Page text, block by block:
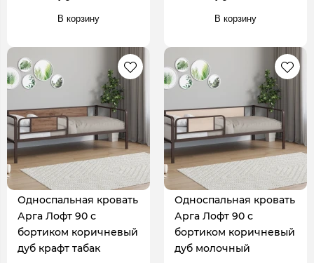
В корзину В корзину
Односпальная кровать
Арга Лофт 90 с
бортиком коричневый
дуб крафт табак
Односпальная кровать
Арга Лофт 90 с
бортиком коричневый
дуб молочный